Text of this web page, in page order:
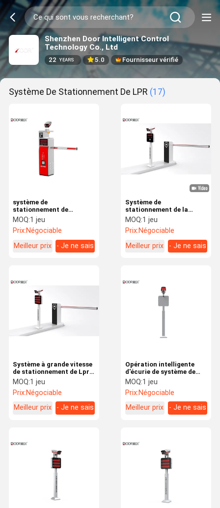
Shenzhen Door Intelligent Control
Technology Co., Ltd
22 YEARS 5.0 Fournisseur vérifié
Système De Stationnement De LPR (17)
système de
stationnement de
220/110V LPR avec la
barrière d'ovale de 3m et
la base de données de
SERVEUR SQL
MOQ:1 jeu
Prix:Négociable
Meilleur prix
- Je ne sais
Système de
stationnement de la
voiture LPR de sécurité
avec la technologie de
reconnaissance de plaque
minéralogique
MOQ:1 jeu
Prix:Négociable
Meilleur prix
- Je ne sais
Système à grande vitesse
de stationnement de Lpr,
système de
reconnaissance de plaque
minéralogique de parking
MOQ:1 jeu
Prix:Négociable
Meilleur prix
- Je ne sais
Opération intelligente
d'écurie de système de
stationnement de
reconnaissance de plaque
minéralogique
MOQ:1 jeu
Prix:Négociable
Meilleur prix
- Je ne sais